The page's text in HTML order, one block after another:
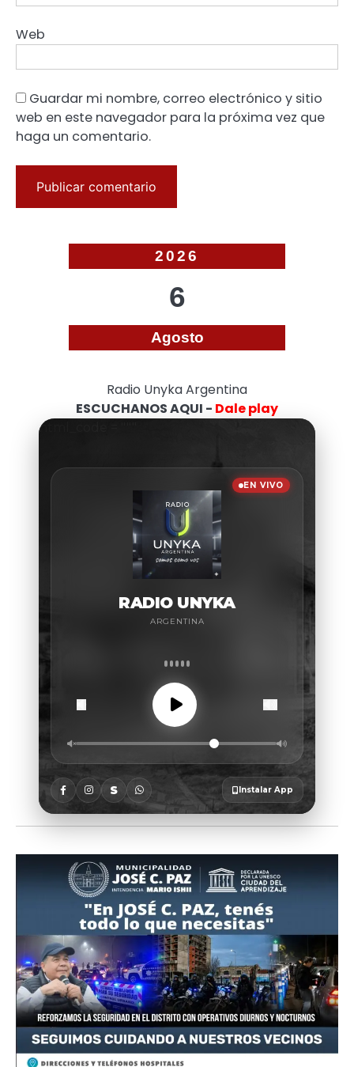
Web
Guardar mi nombre, correo electrónico y sitio
web en este navegador para la próxima vez que
haga un comentario.
2026
6
Agosto
Radio Unyka Argentina
ESCUCHANOS AQUI - Dale play